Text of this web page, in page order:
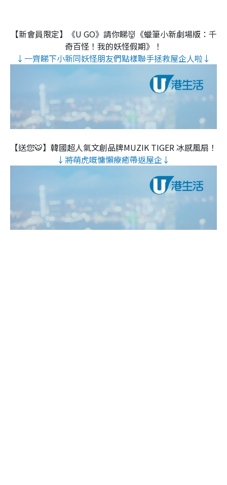
【新會員限定】《U GO》請你睇👹《蠟筆小新劇場版：千
奇百怪！我的妖怪假期》！
↓一齊睇下小新同妖怪朋友們點樣聯手拯救屋企人啦↓
【送您🐯】韓國超人氣文創品牌MUZIK TIGER 冰感風扇！
↓將萌虎嘅慵懶療癒帶返屋企↓